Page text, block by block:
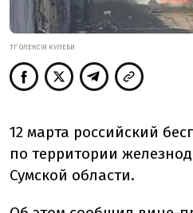
ТГ ОЛЕКСІЯ КУЛЕБИ
12 марта российский
по территории
Сумской области.